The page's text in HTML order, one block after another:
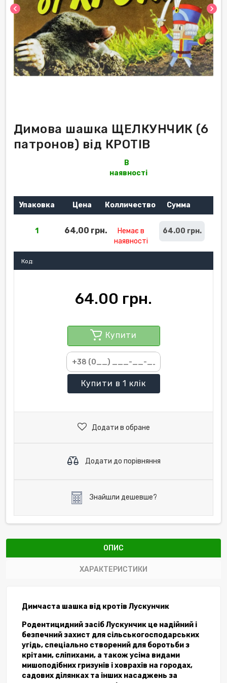
chevron_left chevron_right
Димова шашка ЩЕЛКУНЧИК (6
патронов) від КРОТІВ
В
наявності
Упаковка Цена Колличество Сумма
1 64,00 грн.
Немає в
наявності
64.00 грн.
Код:
64.00 грн.
Купити
Купити в 1 клік
Додати в обране
Додати до порівняння
Знайшли дешевше?
ОПИС
ХАРАКТЕРИСТИКИ
Димчаста шашка від кротів Лускунчик
Родентицидний засіб Лускунчик це надійний і
безпечний захист для сільськогосподарських
угідь, спеціально створений для боротьби з
крітами, сліпихами, а також усіма видами
мишоподібних гризунів і ховрахів на городах,
садових ділянках та інших насаджень за